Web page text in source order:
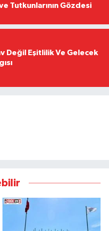
Tutkunlarının Gözdesi
Değil Eşitlilik Ve Gelecek